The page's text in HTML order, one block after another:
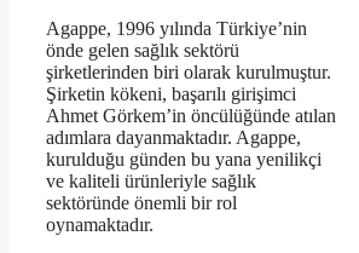
Agappe, 1996 yılında Türkiye’nin
önde gelen sağlık sektörü
şirketlerinden biri olarak kurulmuştur.
Şirketin kökeni, başarılı girişimci
Ahmet Görkem’in öncülüğünde atılan
adımlara dayanmaktadır. Agappe,
kurulduğu günden bu yana yenilikçi
ve kaliteli ürünleriyle sağlık
sektöründe önemli bir rol
oynamaktadır.